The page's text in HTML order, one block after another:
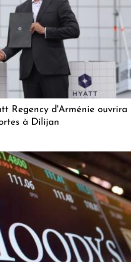
Regency d'Arménie ouvrira
à Dilijan